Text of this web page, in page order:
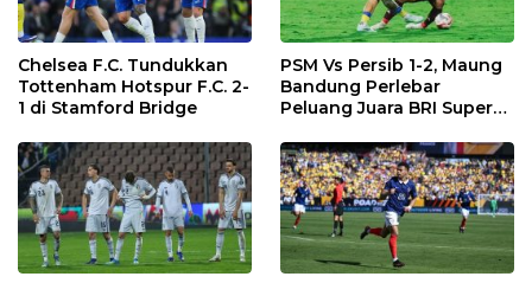
Chelsea F.C. Tundukkan
Tottenham Hotspur F.C. 2-
1 di Stamford Bridge
PSM Vs Persib 1-2, Maung
Bandung Perlebar
Peluang Juara BRI Super